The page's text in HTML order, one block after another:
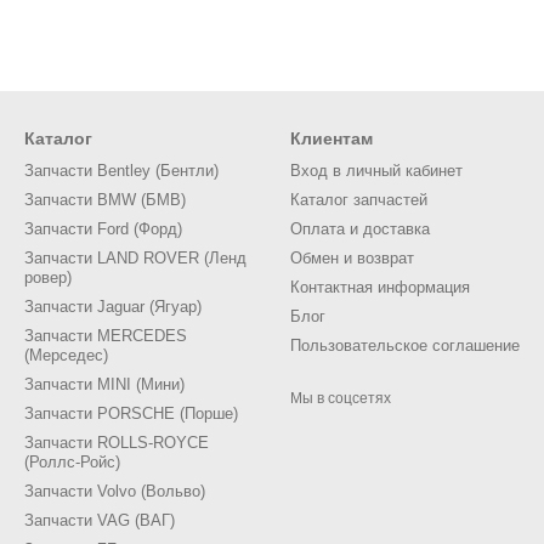
Он совмещает под капотом двигатель внутреннего сгорания
понадобятся для обоих видов двигателя. У Вас
предназначено для заездов по ровным автобанам. Любое
масла во всех системах. Они отлично переносят скоростные
малейшей нехватки смазки, скорость износа запчастей на BMW
обязательно вовремя проходите техническое
пробега. Проводя техосмотр, машине полностью заменяют:
диагностика всех систем и визуальный осмотр узлов. То есть,
почти отслуживших автозапчастей BMW i8 I15.
Каталог
Запчасти Bentley (Бентли)
Запчасти BMW (БМВ)
Запчасти Ford (Форд)
Запчасти LAND ROVER (Ленд
ровер)
Запчасти Jaguar (Ягуар)
Запчасти MERCEDES
(Мерседес)
Запчасти MINI (Мини)
Запчасти PORSCHE (Порше)
Запчасти ROLLS-ROYCE
(Роллс-Ройс)
Запчасти Volvo (Вольво)
Запчасти VAG (ВАГ)
Клиентам
Вход в личный кабинет
Каталог запчастей
Оплата и доставка
Обмен и возврат
Контактная информация
Блог
Пользовательское соглашение
Мы в соцсетях